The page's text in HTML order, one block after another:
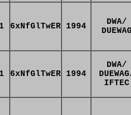
6xNfGlTwER 1994
DWA/
6xNfGlTwER 1994
DWA/
IFTEC